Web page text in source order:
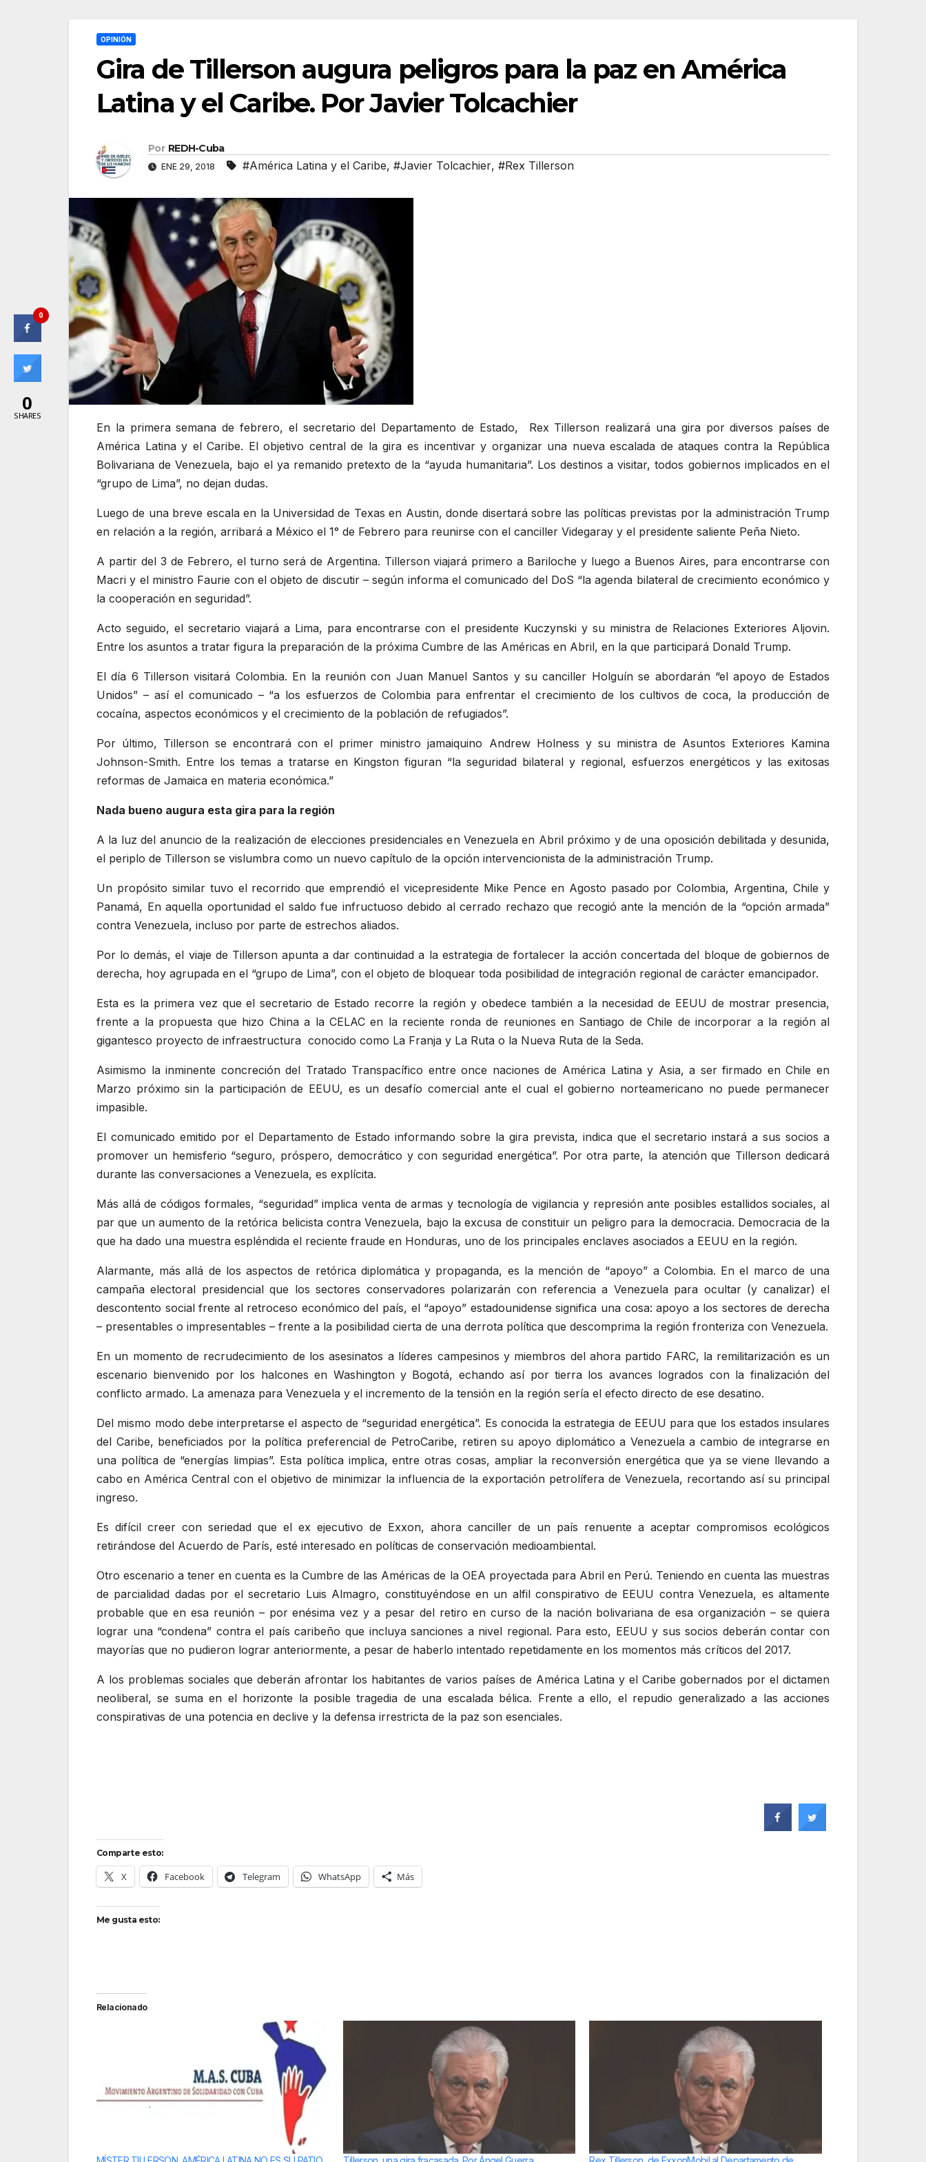
OPINIÓN
Gira de Tillerson augura peligros para la paz en América
Latina y el Caribe. Por Javier Tolcachier
Por REDH-Cuba
ENE 29, 2018 #América Latina y el Caribe, #Javier Tolcachier, #Rex Tillerson
En la primera semana de febrero, el secretario del Departamento de Estado, Rex Tillerson realizará una gira por diversos países de
América Latina y el Caribe. El objetivo central de la gira es incentivar y organizar una nueva escalada de ataques contra la República
Bolivariana de Venezuela, bajo el ya remanido pretexto de la “ayuda humanitaria”. Los destinos a visitar, todos gobiernos implicados en el
“grupo de Lima”, no dejan dudas.
Luego de una breve escala en la Universidad de Texas en Austin, donde disertará sobre las políticas previstas por la administración Trump
en relación a la región, arribará a México el 1° de Febrero para reunirse con el canciller Videgaray y el presidente saliente Peña Nieto.
A partir del 3 de Febrero, el turno será de Argentina. Tillerson viajará primero a Bariloche y luego a Buenos Aires, para encontrarse con
Macri y el ministro Faurie con el objeto de discutir – según informa el comunicado del DoS “la agenda bilateral de crecimiento económico y
la cooperación en seguridad”.
Acto seguido, el secretario viajará a Lima, para encontrarse con el presidente Kuczynski y su ministra de Relaciones Exteriores Aljovin.
Entre los asuntos a tratar figura la preparación de la próxima Cumbre de las Américas en Abril, en la que participará Donald Trump.
El día 6 Tillerson visitará Colombia. En la reunión con Juan Manuel Santos y su canciller Holguín se abordarán “el apoyo de Estados
Unidos” – así el comunicado – “a los esfuerzos de Colombia para enfrentar el crecimiento de los cultivos de coca, la producción de
cocaína, aspectos económicos y el crecimiento de la población de refugiados”.
Por último, Tillerson se encontrará con el primer ministro jamaiquino Andrew Holness y su ministra de Asuntos Exteriores Kamina
Johnson-Smith. Entre los temas a tratarse en Kingston figuran “la seguridad bilateral y regional, esfuerzos energéticos y las exitosas
reformas de Jamaica en materia económica.”
Nada bueno augura esta gira para la región
A la luz del anuncio de la realización de elecciones presidenciales en Venezuela en Abril próximo y de una oposición debilitada y desunida,
el periplo de Tillerson se vislumbra como un nuevo capítulo de la opción intervencionista de la administración Trump.
Un propósito similar tuvo el recorrido que emprendió el vicepresidente Mike Pence en Agosto pasado por Colombia, Argentina, Chile y
Panamá, En aquella oportunidad el saldo fue infructuoso debido al cerrado rechazo que recogió ante la mención de la “opción armada”
contra Venezuela, incluso por parte de estrechos aliados.
Por lo demás, el viaje de Tillerson apunta a dar continuidad a la estrategia de fortalecer la acción concertada del bloque de gobiernos de
derecha, hoy agrupada en el “grupo de Lima”, con el objeto de bloquear toda posibilidad de integración regional de carácter emancipador.
Esta es la primera vez que el secretario de Estado recorre la región y obedece también a la necesidad de EEUU de mostrar presencia,
frente a la propuesta que hizo China a la CELAC en la reciente ronda de reuniones en Santiago de Chile de incorporar a la región al
gigantesco proyecto de infraestructura conocido como La Franja y La Ruta o la Nueva Ruta de la Seda.
Asimismo la inminente concreción del Tratado Transpacífico entre once naciones de América Latina y Asia, a ser firmado en Chile en
Marzo próximo sin la participación de EEUU, es un desafío comercial ante el cual el gobierno norteamericano no puede permanecer
impasible.
El comunicado emitido por el Departamento de Estado informando sobre la gira prevista, indica que el secretario instará a sus socios a
promover un hemisferio “seguro, próspero, democrático y con seguridad energética”. Por otra parte, la atención que Tillerson dedicará
durante las conversaciones a Venezuela, es explícita.
Más allá de códigos formales, “seguridad” implica venta de armas y tecnología de vigilancia y represión ante posibles estallidos sociales, al
par que un aumento de la retórica belicista contra Venezuela, bajo la excusa de constituir un peligro para la democracia. Democracia de la
que ha dado una muestra espléndida el reciente fraude en Honduras, uno de los principales enclaves asociados a EEUU en la región.
Alarmante, más allá de los aspectos de retórica diplomática y propaganda, es la mención de “apoyo” a Colombia. En el marco de una
campaña electoral presidencial que los sectores conservadores polarizarán con referencia a Venezuela para ocultar (y canalizar) el
descontento social frente al retroceso económico del país, el “apoyo” estadounidense significa una cosa: apoyo a los sectores de derecha
– presentables o impresentables – frente a la posibilidad cierta de una derrota política que descomprima la región fronteriza con Venezuela.
En un momento de recrudecimiento de los asesinatos a líderes campesinos y miembros del ahora partido FARC, la remilitarización es un
escenario bienvenido por los halcones en Washington y Bogotá, echando así por tierra los avances logrados con la finalización del
conflicto armado. La amenaza para Venezuela y el incremento de la tensión en la región sería el efecto directo de ese desatino.
Del mismo modo debe interpretarse el aspecto de “seguridad energética”. Es conocida la estrategia de EEUU para que los estados insulares
del Caribe, beneficiados por la política preferencial de PetroCaribe, retiren su apoyo diplomático a Venezuela a cambio de integrarse en
una política de “energías limpias”. Esta política implica, entre otras cosas, ampliar la reconversión energética que ya se viene llevando a
cabo en América Central con el objetivo de minimizar la influencia de la exportación petrolífera de Venezuela, recortando así su principal
ingreso.
Es difícil creer con seriedad que el ex ejecutivo de Exxon, ahora canciller de un país renuente a aceptar compromisos ecológicos
retirándose del Acuerdo de París, esté interesado en políticas de conservación medioambiental.
Otro escenario a tener en cuenta es la Cumbre de las Américas de la OEA proyectada para Abril en Perú. Teniendo en cuenta las muestras
de parcialidad dadas por el secretario Luis Almagro, constituyéndose en un alfil conspirativo de EEUU contra Venezuela, es altamente
probable que en esa reunión – por enésima vez y a pesar del retiro en curso de la nación bolivariana de esa organización – se quiera
lograr una “condena” contra el país caribeño que incluya sanciones a nivel regional. Para esto, EEUU y sus socios deberán contar con
mayorías que no pudieron lograr anteriormente, a pesar de haberlo intentado repetidamente en los momentos más críticos del 2017.
A los problemas sociales que deberán afrontar los habitantes de varios países de América Latina y el Caribe gobernados por el dictamen
neoliberal, se suma en el horizonte la posible tragedia de una escalada bélica. Frente a ello, el repudio generalizado a las acciones
conspirativas de una potencia en declive y la defensa irrestricta de la paz son esenciales.
Comparte esto:
X Facebook Telegram WhatsApp Más
Me gusta esto:
Relacionado
0
0
SHARES